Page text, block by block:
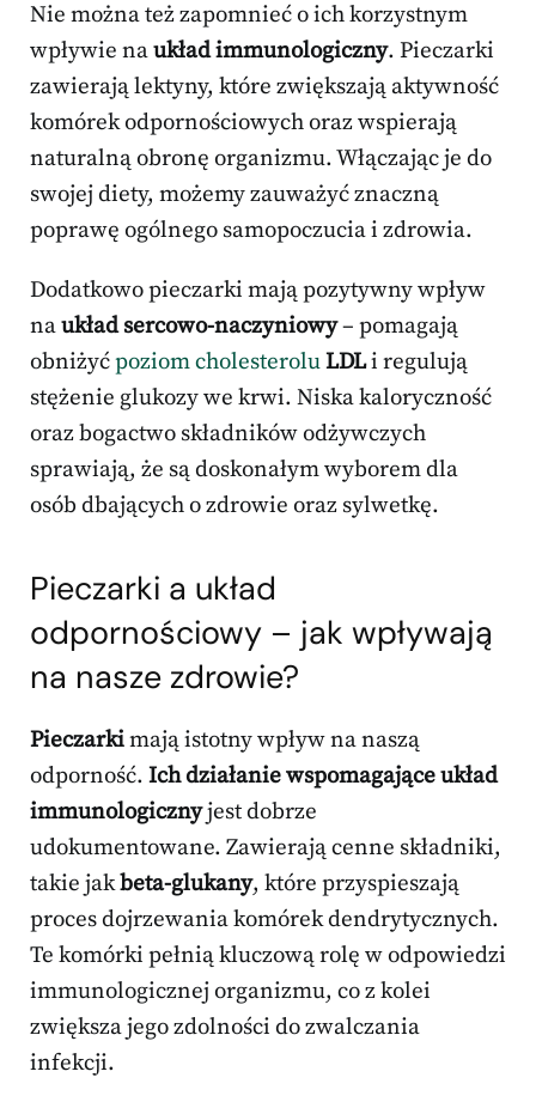
Nie można też zapomnieć o ich korzystnym
wpływie naukład immunologiczny. Pieczarki
zawierają lektyny, które zwiększają aktywność
komórek odpornościowych oraz wspierają
naturalną obronę organizmu. Włączając je do
swojej diety, możemy zauważyć znaczną
poprawę ogólnego samopoczucia i zdrowia.
Dodatkowo pieczarki mają pozytywny wpływ
naukład sercowo-naczyniowy– pomagają
obniżyćpoziom cholesteroluLDLi regulują
stężenie glukozy we krwi. Niska kaloryczność
oraz bogactwo składników odżywczych
sprawiają, że są doskonałym wyborem dla
osób dbających o zdrowie oraz sylwetkę.
Pieczarki a układ
odpornościowy – jak wpływają
na nasze zdrowie?
Pieczarkimają istotny wpływ na naszą
odporność. Ich działanie wspomagające układ
immunologicznyjest dobrze
udokumentowane. Zawierają cenne składniki,
takie jakbeta-glukany, które przyspieszają
proces dojrzewania komórek dendrytycznych.
Te komórki pełnią kluczową rolę w odpowiedzi
immunologicznej organizmu, co z kolei
zwiększa jego zdolności do zwalczania
infekcji.